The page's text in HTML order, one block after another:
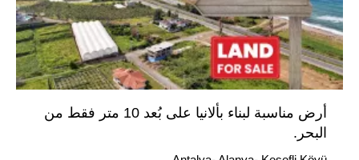
أرض مناسبة لبناء بألانيا على بُعد 10 متر فقط من
البحر.